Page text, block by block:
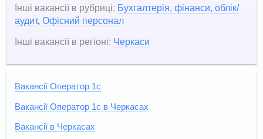
Інші вакансії в рубриці: Бухгалтерія, фінанси, облік/
аудит,Офісний персонал
Інші вакансії в регіоні: Черкаси
Вакансії Оператор 1c
Вакансії Оператор 1c в Черкасах
Вакансії в Черкасах